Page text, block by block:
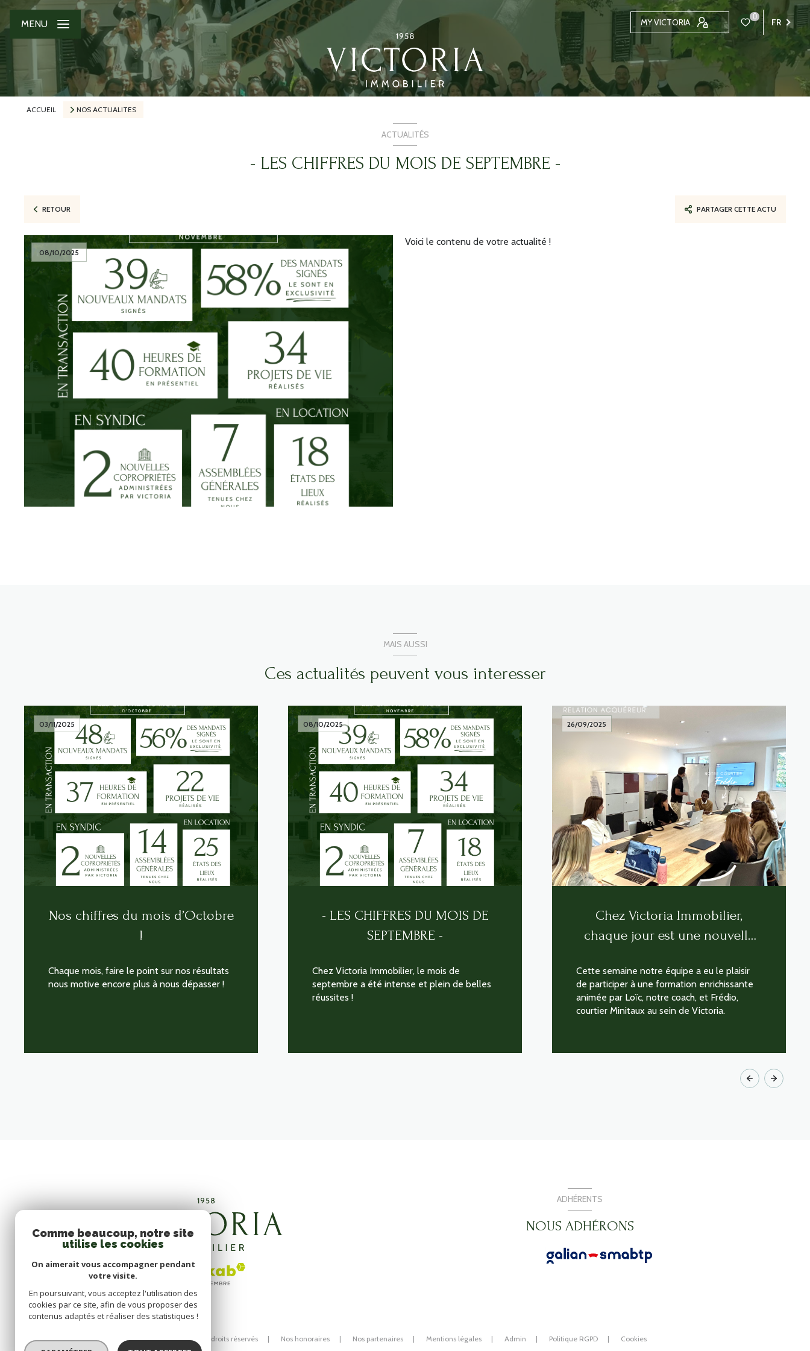
MY VICTORIA
0
FR
MENU
ACCUEIL NOS ACTUALITES
ACTUALITÉS
- LES CHIFFRES DU MOIS DE SEPTEMBRE -
RETOUR PARTAGER CETTE ACTU
08/10/2025
Voici le contenu de votre actualité !
MAIS AUSSI
Ces actualités peuvent vous interesser
03/11/2025
Nos chiffres du mois d’Octobre
!
Chaque mois, faire le point sur nos résultats
nous motive encore plus à nous dépasser !
08/10/2025
- LES CHIFFRES DU MOIS DE
SEPTEMBRE -
Chez Victoria Immobilier, le mois de
septembre a été intense et plein de belles
réussites !
26/09/2025
Chez Victoria Immobilier,
chaque jour est une nouvelle
progresser !
Cette semaine notre équipe a eu le plaisir
de participer à une formation enrichissante
animée par Loïc, notre coach, et Frédio,
courtier Minitaux au sein de Victoria.
ADHÉRENTS
NOUS ADHÉRONS
© 2026 | Tous droits réservés Nos honoraires Nos partenaires Mentions légales Admin Politique RGPD Cookies
Comme beaucoup, notre site
utilise les cookies
On aimerait vous accompagner pendant
votre visite.
En poursuivant, vous acceptez l'utilisation des
cookies par ce site, afin de vous proposer des
contenus adaptés et réaliser des statistiques !